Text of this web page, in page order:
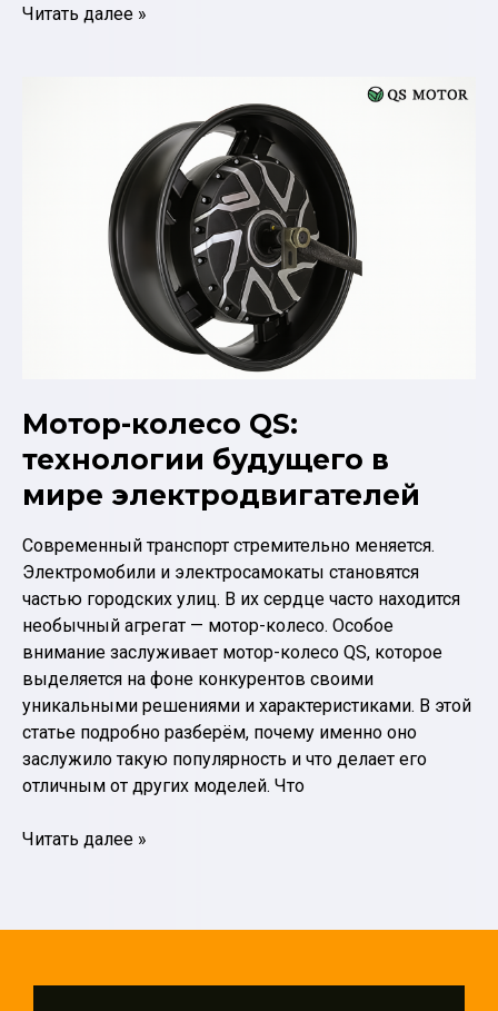
Электромотоциклы
электромобильность
Читать далее »
Мотор-колесо QS:
технологии будущего в
мире электродвигателей
Современный транспорт стремительно меняется.
Электромобили и электросамокаты становятся
частью городских улиц. В их сердце часто находится
необычный агрегат — мотор-колесо. Особое
внимание заслуживает мотор-колесо QS, которое
выделяется на фоне конкурентов своими
уникальными решениями и характеристиками. В этой
статье подробно разберём, почему именно оно
заслужило такую популярность и что делает его
отличным от других моделей. Что
Мотор-
Читать далее »